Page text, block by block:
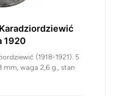
1920
(1918-1921). 5
mm, waga 2,6 g., stan